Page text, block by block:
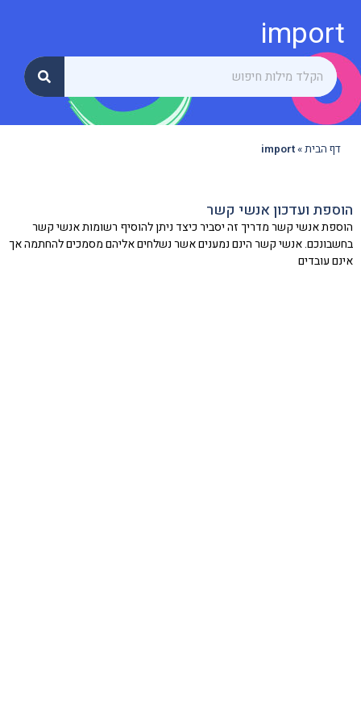
import
דף הבית»
import
הוספת ועדכון אנשי קשר
הוספת אנשי קשר מדריך זה יסביר כיצד ניתן להוסיף רשומות אנשי קשר
בחשבונכם. אנשי קשר הינם נמענים אשר נשלחים אליהם מסמכים להחתמה אך
אינם עובדים